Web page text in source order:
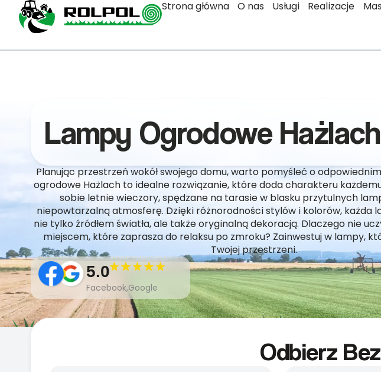
Strona główna O nas Usługi Realizacje
Lampy Ogrodowe Hażlach
Planując przestrzeń wokół swojego domu, warto pomyśleć o
ogrodowe Hażlach to idealne rozwiązanie, które doda charakteru
sobie letnie wieczory, spędzane na tarasie w blasku przytulnych
niepowtarzalną atmosferę. Dzięki różnorodności stylów i kolorów, każda
nie tylko źródłem światła, ale także oryginalną dekoracją. Dlaczego nie
miejscem, które zaprasza do relaksu po zmroku? Zainwestuj w lampy,
Twojej przestrzeni.
5.0
Facebook,Google
Odbierz